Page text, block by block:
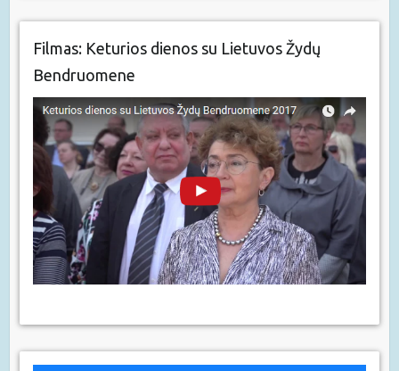
Filmas: Keturios dienos su Lietuvos Žydų
Bendruomene